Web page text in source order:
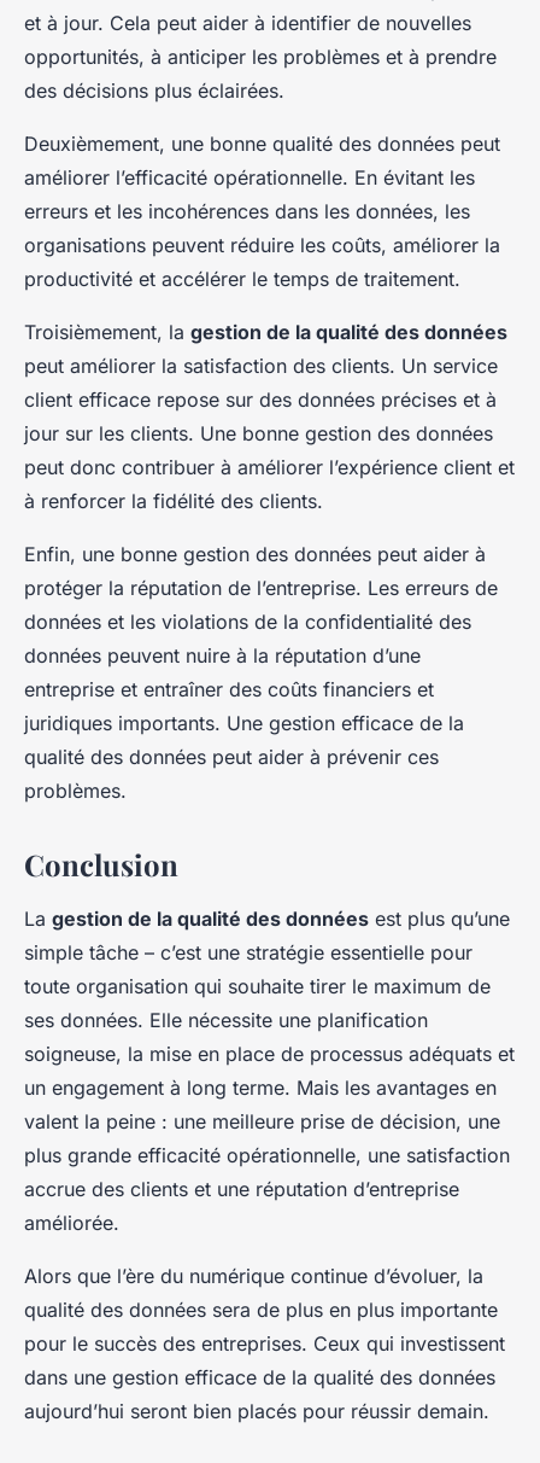
et à jour. Cela peut aider à identifier de nouvelles
opportunités, à anticiper les problèmes et à prendre
des décisions plus éclairées.
Deuxièmement, une bonne qualité des données peut
améliorer l’efficacité opérationnelle. En évitant les
erreurs et les incohérences dans les données, les
organisations peuvent réduire les coûts, améliorer la
productivité et accélérer le temps de traitement.
Troisièmement, la gestion de la qualité des données
peut améliorer la satisfaction des clients. Un service
client efficace repose sur des données précises et à
jour sur les clients. Une bonne gestion des données
peut donc contribuer à améliorer l’expérience client et
à renforcer la fidélité des clients.
Enfin, une bonne gestion des données peut aider à
protéger la réputation de l’entreprise. Les erreurs de
données et les violations de la confidentialité des
données peuvent nuire à la réputation d’une
entreprise et entraîner des coûts financiers et
juridiques importants. Une gestion efficace de la
qualité des données peut aider à prévenir ces
problèmes.
Conclusion
La gestion de la qualité des données est plus qu’une
simple tâche – c’est une stratégie essentielle pour
toute organisation qui souhaite tirer le maximum de
ses données. Elle nécessite une planification
soigneuse, la mise en place de processus adéquats et
un engagement à long terme. Mais les avantages en
valent la peine : une meilleure prise de décision, une
plus grande efficacité opérationnelle, une satisfaction
accrue des clients et une réputation d’entreprise
améliorée.
Alors que l’ère du numérique continue d’évoluer, la
qualité des données sera de plus en plus importante
pour le succès des entreprises. Ceux qui investissent
dans une gestion efficace de la qualité des données
aujourd’hui seront bien placés pour réussir demain.